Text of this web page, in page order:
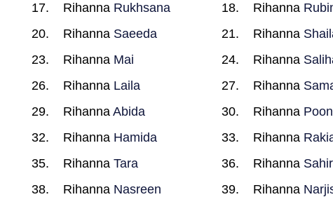
Rihanna Rukhsana Rihanna
Rihanna Saeeda Rihanna
Rihanna Mai Rihanna
Rihanna Laila Rihanna
Rihanna Abida Rihanna
Rihanna Hamida Rihanna
Rihanna Tara Rihanna
Rihanna Nasreen Rihanna